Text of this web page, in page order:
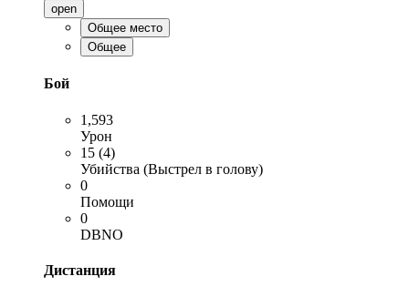
open
Общее место
Общее
Бой
1,593
Урон
15 (4)
Убийства (Выстрел в голову)
0
Помощи
0
DBNO
Дистанция